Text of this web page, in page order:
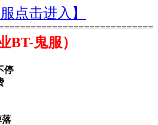
服点击进入】
BT-鬼服）
停
落